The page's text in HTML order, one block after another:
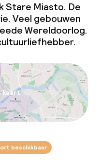
Stare Miasto. De
Veel gebouwen
Wereldoorlog.
kaart
beschikbaar